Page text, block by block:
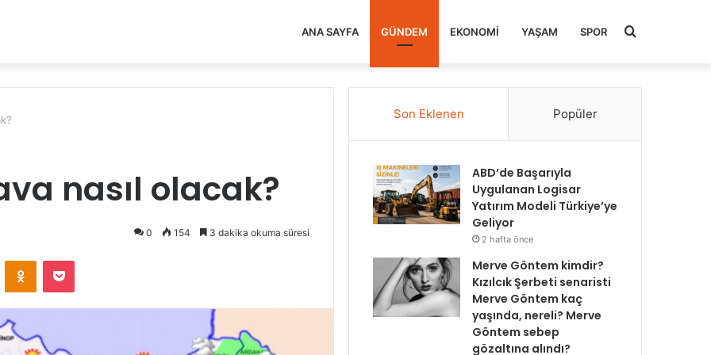
ANA SAYFA GÜNDEM EKONOMI YAŞAM SPOR Arama
nasıl olacak?
0 154 3 dakika okuma süresi
Odnoklassniki
Pocket
Son Eklenen Popüler
ABD’de Başarıyla
Uygulanan Logisar
Yatırım Modeli Türkiye’ye
Geliyor
2 hafta önce
Merve Göntem kimdir?
Kızılcık Şerbeti senaristi
Merve Göntem kaç
yaşında, nereli? Merve
Göntem sebep
gözaltına alındı?